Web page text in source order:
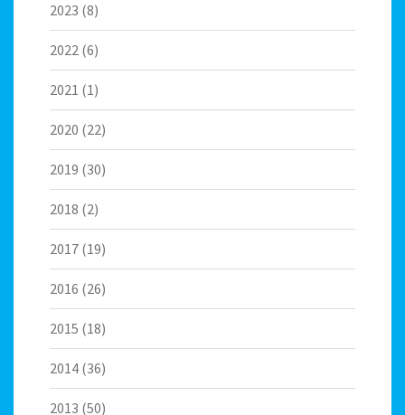
2023 (8)
2022 (6)
2021 (1)
2020 (22)
2019 (30)
2018 (2)
2017 (19)
2016 (26)
2015 (18)
2014 (36)
2013 (50)